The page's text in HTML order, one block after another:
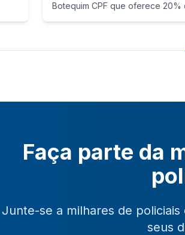
Botequim CPF que oferece 20%
Faça parte da
Junte-se a milhares de
seus